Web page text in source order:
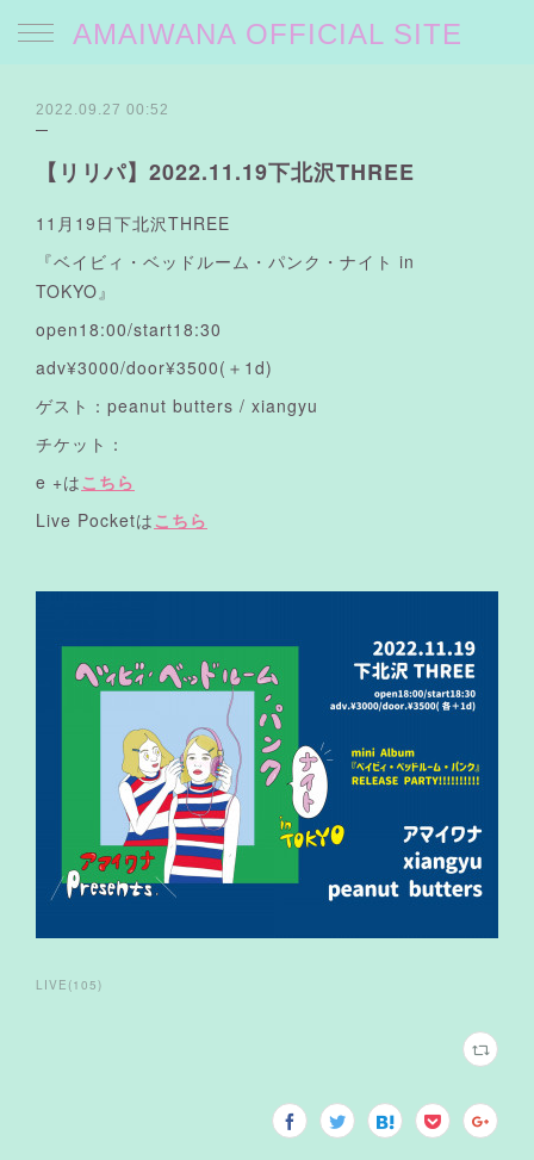
AMAIWANA OFFICIAL SITE
2022.09.27 00:52
【リリパ】2022.11.19下北沢THREE
11月19日下北沢THREE
『ベイビィ・ベッドルーム・パンク・ナイト in
TOKYO』
open18:00/start18:30
adv¥3000/door¥3500(＋1d)
ゲスト：peanut butters / xiangyu
チケット：
e +はこちら
Live Pocketはこちら
LIVE (105)